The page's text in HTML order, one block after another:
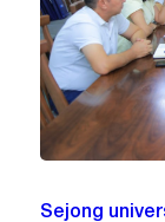
Sejong